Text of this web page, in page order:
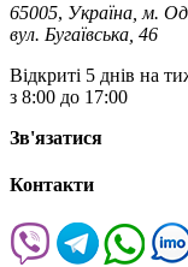
65005, Україна, м.
вул. Бугаївська, 46
Відкриті 5 днів на
з 8:00 до 17:00
Зв'язатися
Контакти